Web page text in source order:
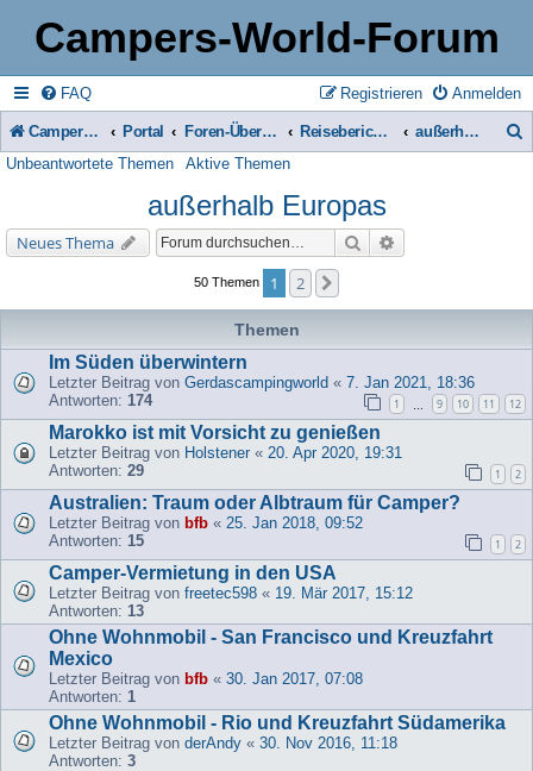
Campers-World-Forum
FAQ Anmelden
Registrieren
Campers-World-Forum Portal Foren-Übersicht Reiseberichte & Reisetipps, Stell- & Campingplätze außerhalb Europas
Unbeantwortete Themen Aktive Themen
außerhalb Europas
Neues Thema Suche
50 Themen 1 2
Themen
Im Süden überwintern
Letzter Beitrag von Gerdascampingworld « 7. Jan 2021, 18:36
Antworten: 174 1 9 10 11 12
Marokko ist mit Vorsicht zu genießen
Letzter Beitrag von Holstener « 20. Apr 2020, 19:31
Antworten: 29 1 2
Australien: Traum oder Albtraum für Camper?
Letzter Beitrag von bfb « 25. Jan 2018, 09:52
Antworten: 15 1 2
Camper-Vermietung in den USA
Letzter Beitrag von freetec598 « 19. Mär 2017, 15:12
Antworten: 13
Ohne Wohnmobil - San Francisco und Kreuzfahrt
Mexico
Letzter Beitrag von bfb « 30. Jan 2017, 07:08
Antworten: 1
Ohne Wohnmobil - Rio und Kreuzfahrt Südamerika
Letzter Beitrag von derAndy « 30. Nov 2016, 11:18
Antworten: 3